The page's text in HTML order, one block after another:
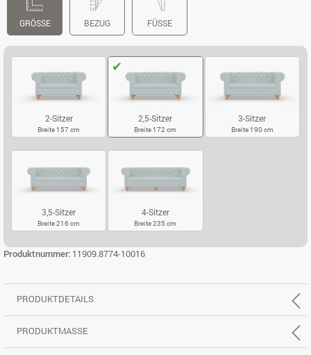
GRÖSSE BEZUG FÜSSE
2-Sitzer
Breite 157 cm
2,5-Sitzer
Breite 172 cm
3-Sitzer
Breite 190 cm
3,5-Sitzer
Breite 216 cm
4-Sitzer
Breite 235 cm
Produktnummer: 11909.8774-10016
PRODUKTDETAILS
PRODUKTMASSE